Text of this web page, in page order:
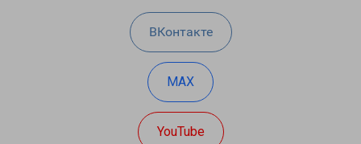
ВКонтакте
MAX
YouTube